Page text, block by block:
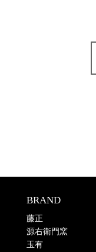
BRAND
藤正
源右衛門窯
玉有